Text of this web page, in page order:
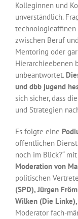
Kolleginnen und
unverständlich.
technologieaffinen
zwischen Beruf
Mentoring oder
Hierarchieebenen
unbeantwortet.
und dbb jugend
sich sicher, dass
und Strategien
Es folgte eine
öffentlichen
noch im Blick?“
Moderation von
politischen
(SPD), Jürgen
Wilken (Die
Moderator fach-